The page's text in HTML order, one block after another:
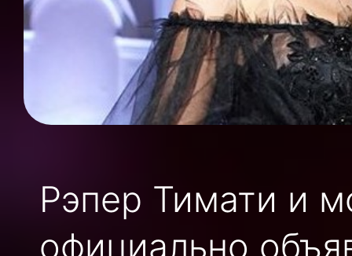
Рэпер Тимати и
официально